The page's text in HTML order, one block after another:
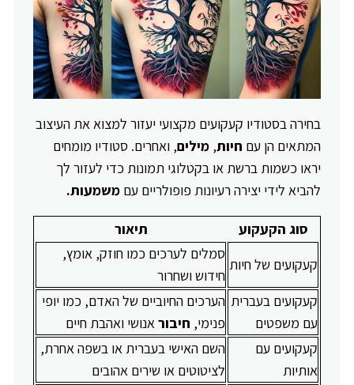
בחירה בסטודיו קעקועים מקצועי יעזור למצוא את העיצוב
המתאים הן עם חיות, מילים, ואחרים. סטודיו מומחים
יראו כשמות ברשת או בקטלוגי תמונות כדי לעזור לך
להביא לידי יצירה רעיונות פופולריים עם משמעות.
סוג הקעקוע
תיאור
קעקועים של חיות
סמלים לערכים כמו חוזק, אומץ,
חידוש ושחרור
קעקועים בעברית
עם משפטים
הערכים החיוביים של האדם, כמו יופי
פנימי, חיבוראנושי ואהבת חיים
קעקועים עם
אותיות
השם האישי בעברית או בשפה אחרת,
לציטוטים או שירים אהובים